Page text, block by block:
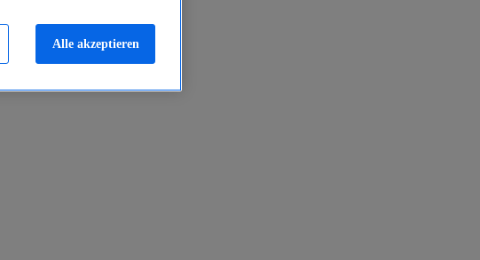
Alle akzeptieren